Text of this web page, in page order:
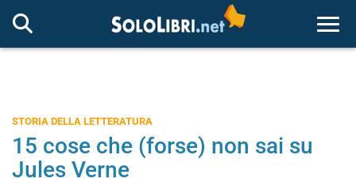
STORIA DELLA LETTERATURA
15 cose che (forse) non sai su
Jules Verne